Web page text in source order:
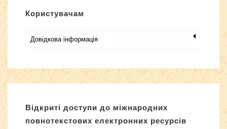
Користувачам
Довідкова інформація
Відкриті доступи до міжнародних
повнотекстових електронних ресурсів